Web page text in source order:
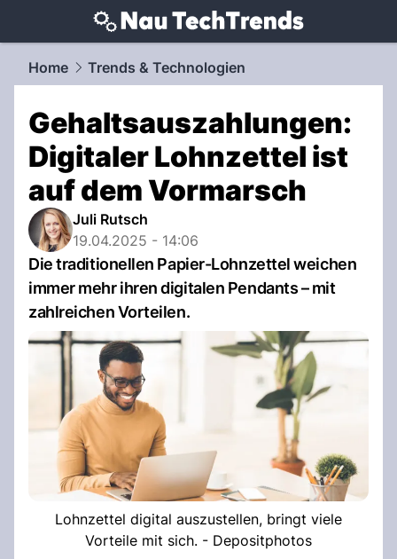
techtrends.NAU.ch
Home Trends & Technologien
Gehaltsauszahlungen:
Digitaler Lohnzettel ist
auf dem Vormarsch
Juli Rutsch
19.04.2025 - 14:06
Die traditionellen Papier-Lohnzettel weichen
immer mehr ihren digitalen Pendants – mit
zahlreichen Vorteilen.
Lohnzettel digital auszustellen, bringt viele
Vorteile mit sich. - Depositphotos